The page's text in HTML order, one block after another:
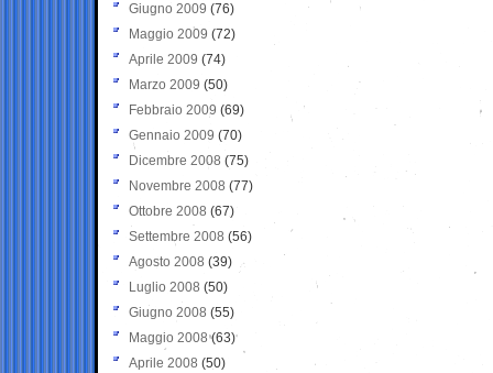
Giugno 2009 (76)
Maggio 2009 (72)
Aprile 2009 (74)
Marzo 2009 (50)
Febbraio 2009 (69)
Gennaio 2009 (70)
Dicembre 2008 (75)
Novembre 2008 (77)
Ottobre 2008 (67)
Settembre 2008 (56)
Agosto 2008 (39)
Luglio 2008 (50)
Giugno 2008 (55)
Maggio 2008(63)
Aprile 2008 (50)